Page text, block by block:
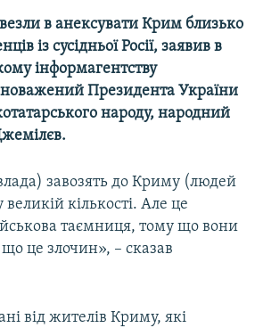
в анексувати Крим близько
із сусідньої Росії, заявив в
інформагентству
Президента України
народу, народний
завозять до Криму (людей
кількості. Але це
таємниця, тому що вони
це злочин», – сказав
від жителів Криму, які